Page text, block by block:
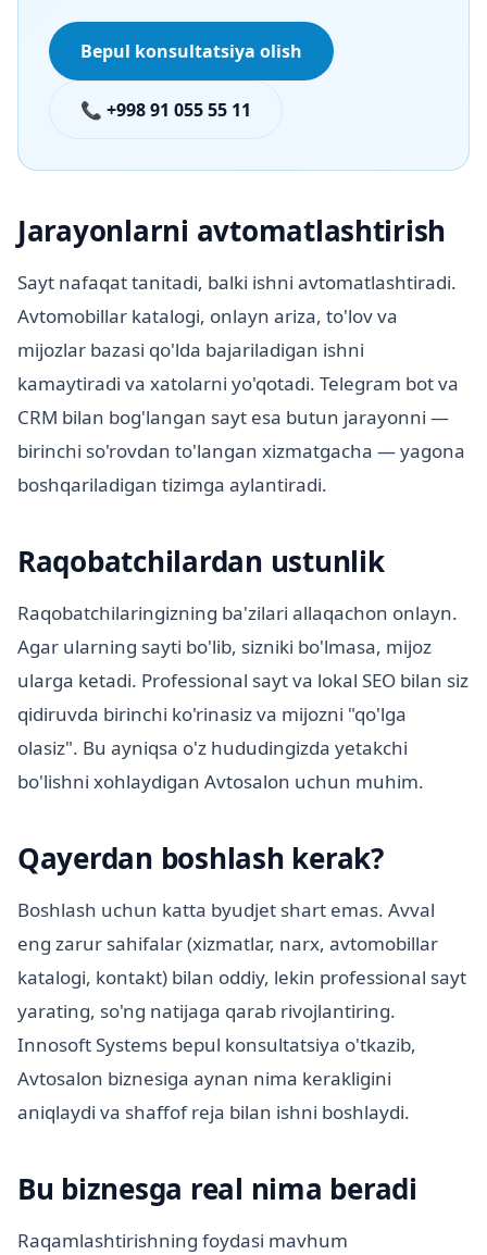
Bepul konsultatsiya olish
📞 +998 91 055 55 11
Jarayonlarni avtomatlashtirish
Sayt nafaqat tanitadi, balki ishni avtomatlashtiradi.
Avtomobillar katalogi, onlayn ariza, to'lov va
mijozlar bazasi qo'lda bajariladigan ishni
kamaytiradi va xatolarni yo'qotadi. Telegram bot va
CRM bilan bog'langan sayt esa butun jarayonni —
birinchi so'rovdan to'langan xizmatgacha — yagona
boshqariladigan tizimga aylantiradi.
Raqobatchilardan ustunlik
Raqobatchilaringizning ba'zilari allaqachon onlayn.
Agar ularning sayti bo'lib, sizniki bo'lmasa, mijoz
ularga ketadi. Professional sayt va lokal SEO bilan siz
qidiruvda birinchi ko'rinasiz va mijozni "qo'lga
olasiz". Bu ayniqsa o'z hududingizda yetakchi
bo'lishni xohlaydigan Avtosalon uchun muhim.
Qayerdan boshlash kerak?
Boshlash uchun katta byudjet shart emas. Avval
eng zarur sahifalar (xizmatlar, narx, avtomobillar
katalogi, kontakt) bilan oddiy, lekin professional sayt
yarating, so'ng natijaga qarab rivojlantiring.
Innosoft Systems bepul konsultatsiya o'tkazib,
Avtosalon biznesiga aynan nima kerakligini
aniqlaydi va shaffof reja bilan ishni boshlaydi.
Bu biznesga real nima beradi
Raqamlashtirishning foydasi mavhum